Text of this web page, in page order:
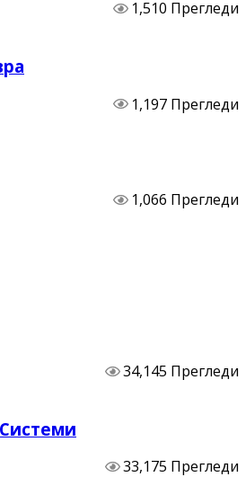
1,510 Прегледи
1,197 Прегледи
1,066 Прегледи
34,145 Прегледи
33,175 Прегледи